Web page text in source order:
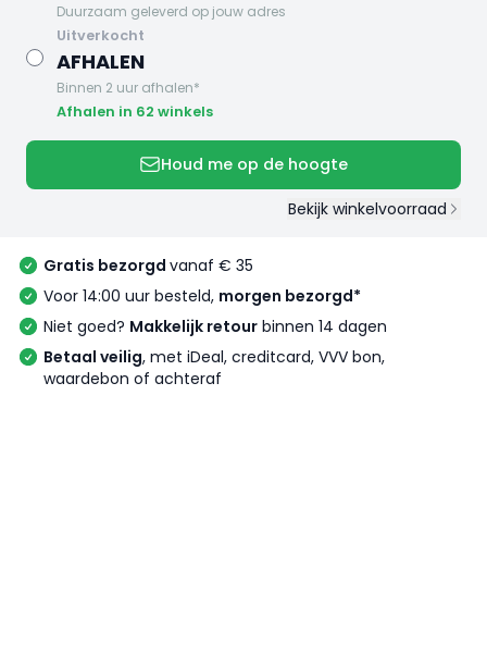
Duurzaam geleverd op jouw adres
uitverkocht
AFHALEN
Binnen 2 uur afhalen*
Afhalen in 62 winkels
Houd me op de hoogte
Bekijk winkelvoorraad
Gratis bezorgd vanaf € 35
Voor 14:00 uur besteld, morgen bezorgd*
Niet goed? Makkelijk retour binnen 14 dagen
Betaal veilig, met iDeal, creditcard, VVV bon,
waardebon of achteraf